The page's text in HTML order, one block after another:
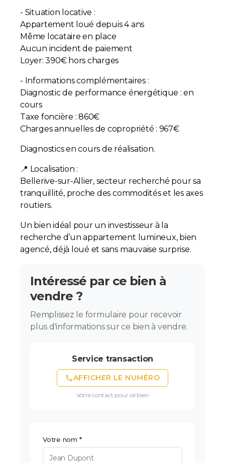
- Situation locative :
Appartement loué depuis 4 ans
Même locataire en place
Aucun incident de paiement
Loyer: 390€ hors charges
- Informations complémentaires :
Diagnostic de performance énergétique : en
cours
Taxe foncière : 860€
Charges annuelles de copropriété : 967€
Diagnostics en cours de réalisation.
📍 Localisation :
Bellerive-sur-Allier, secteur recherché pour sa
tranquillité, proche des commodités et les axes
routiers.
Un bien idéal pour un investisseur à la
recherche d’un appartement lumineux, bien
agencé, déjà loué et sans mauvaise surprise.
Intéressé par ce bien à
vendre ?
Remplissez le formulaire pour recevoir
plus d'informations sur ce bien à vendre.
Service transaction
phoneAFFICHER LE NUMÉRO
Votre contact pour ce bien
Votre nom *